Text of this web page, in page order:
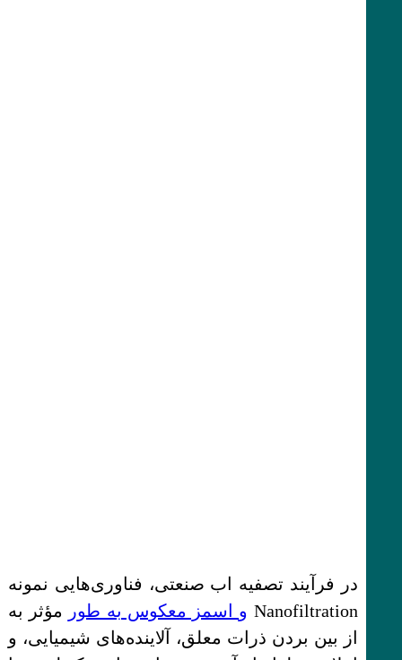
در فرآیند تصفیه اب صنعتی، فناوری‌هایی نمونه
Nanofiltration و اسمز معکوس به طور
مؤثر به
از بین بردن ذرات معلق، آلاینده‌های شیمیایی، و